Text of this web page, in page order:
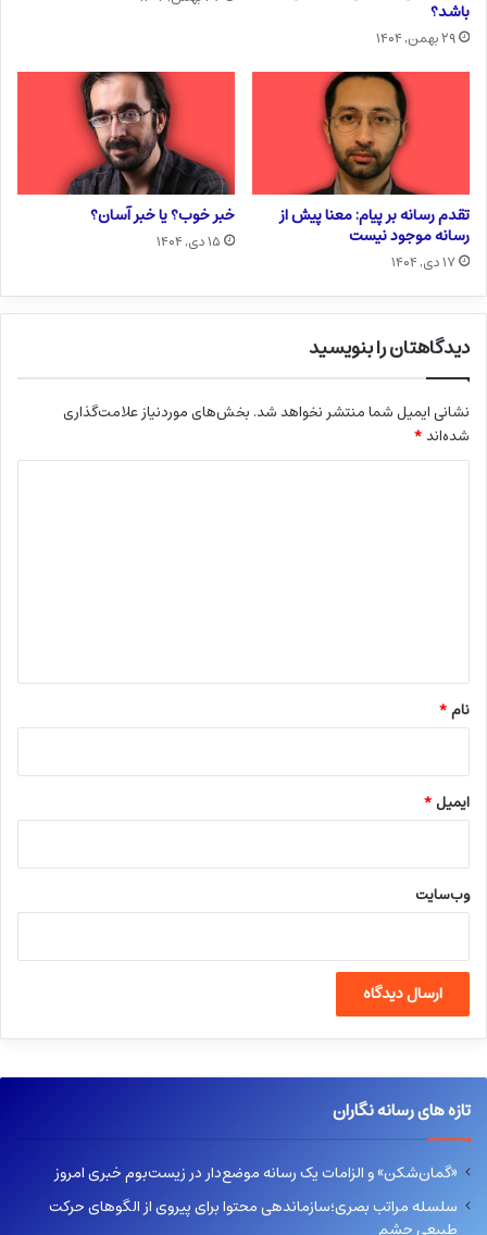
باشد؟
۲۹ بهمن, ۱۴۰۴
تقدم رسانه بر پیام: معنا پیش از
رسانه موجود نیست
۱۷ دی, ۱۴۰۴
خبر خوب؟ یا خبر آسان؟
۱۵ دی, ۱۴۰۴
دیدگاهتان را بنویسید
نشانی ایمیل شما منتشر نخواهد شد. بخش‌های موردنیاز علامت‌گذاری
شده‌اند*
نام*
ایمیل*
وب‌سایت
تازه های رسانه نگاران
«گمان‌شکن» و الزامات یک رسانه موضع‌دار در زیست‌بوم خبری امروز
سلسله مراتب بصری؛سازماندهی محتوا برای پیروی از الگوهای حرکت
طبیعی چشم